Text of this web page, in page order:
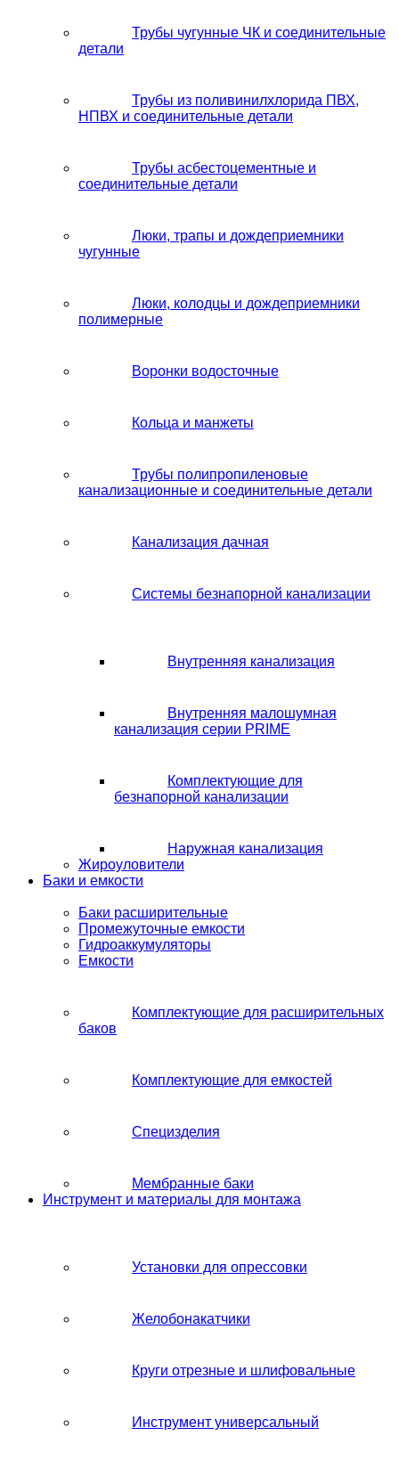
Трубы чугунные ЧК и соединительные
детали
Трубы из поливинилхлорида ПВХ,
НПВХ и соединительные детали
Трубы асбестоцементные и
соединительные детали
Люки, трапы и дождеприемники
чугунные
Люки, колодцы и дождеприемники
полимерные
Воронки водосточные
Кольца и манжеты
Трубы полипропиленовые
канализационные и соединительные детали
Канализация дачная
Системы безнапорной канализации
Внутренняя канализация
Внутренняя малошумная
канализация серии PRIME
Комплектующие для
безнапорной канализации
Наружная канализация
Жироуловители
Баки и емкости
Баки расширительные
Промежуточные емкости
Гидроаккумуляторы
Емкости
Комплектующие для расширительных
баков
Комплектующие для емкостей
Специзделия
Мембранные баки
Инструмент и материалы для монтажа
Установки для опрессовки
Желобонакатчики
Круги отрезные и шлифовальные
Инструмент универсальный